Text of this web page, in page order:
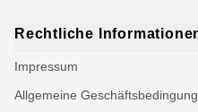
Rechtliche
Impressum
Allgemeine